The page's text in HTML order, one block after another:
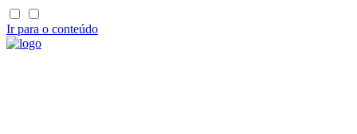
Ir para o conteúdo